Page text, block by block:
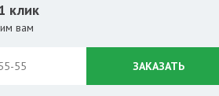
клик
вам
ЗАКАЗАТЬ